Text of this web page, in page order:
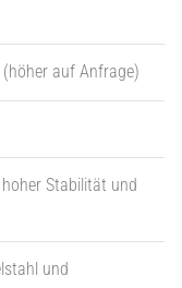
(höher auf Anfrage)
Stabilität und
und